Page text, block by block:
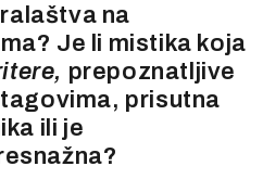
na
Je li mistika koja
prepoznatljive
prisutna
ili je